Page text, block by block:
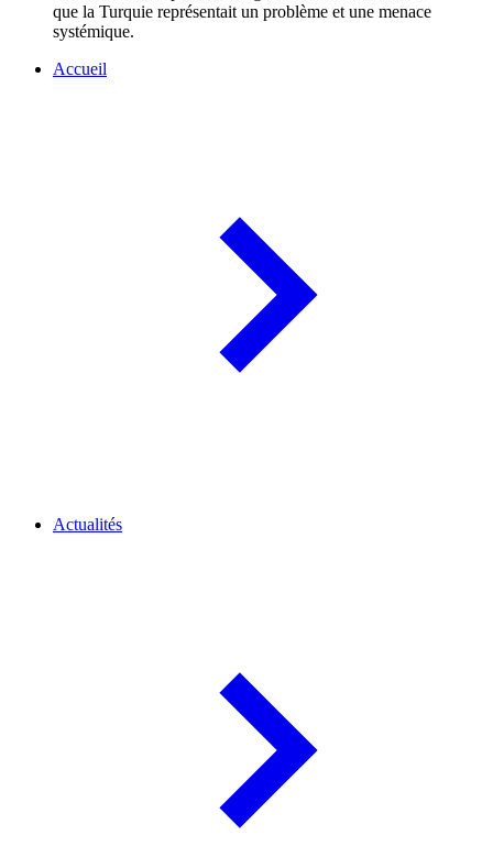
que la Turquie représentait un problème et une menace
systémique.
Accueil
Actualités